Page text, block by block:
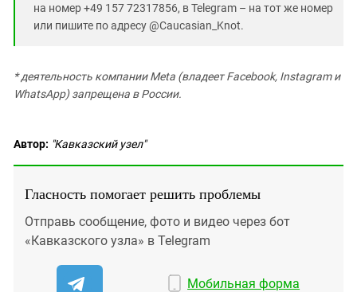
на номер +49 157 72317856, в Telegram – на тот же номер
или пишите по адресу @Caucasian_Knot.
* деятельность компании Meta (владеет Facebook, Instagram и
WhatsApp) запрещена в России.
Автор: "Кавказский узел"
Гласность помогает решить проблемы
Отправь сообщение, фото и видео через бот
«Кавказского узла» в Telegram
Мобильная форма